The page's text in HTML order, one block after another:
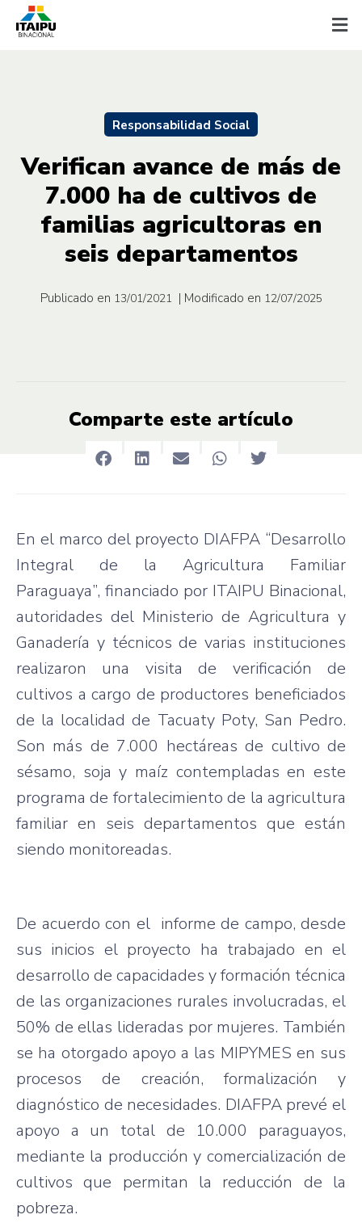
Responsabilidad Social
Verifican avance de más de
7.000 ha de cultivos de
familias agricultoras en
seis departamentos
Publicado en 13/01/2021 | Modificado en 12/07/2025
Comparte este artículo
En el marco del proyecto DIAFPA “Desarrollo
Integral de la Agricultura Familiar
Paraguaya”, financiado por ITAIPU Binacional,
autoridades del Ministerio de Agricultura y
Ganadería y técnicos de varias instituciones
realizaron una visita de verificación de
cultivos a cargo de productores beneficiados
de la localidad de Tacuaty Poty, San Pedro.
Son más de 7.000 hectáreas de cultivo de
sésamo, soja y maíz contempladas en este
programa de fortalecimiento de la agricultura
familiar en seis departamentos que están
siendo monitoreadas.
De acuerdo con el informe de campo, desde
sus inicios el proyecto ha trabajado en el
desarrollo de capacidades y formación técnica
de las organizaciones rurales involucradas, el
50% de ellas lideradas por mujeres. También
se ha otorgado apoyo a las MIPYMES en sus
procesos de creación, formalización y
diagnóstico de necesidades. DIAFPA prevé el
apoyo a un total de 10.000 paraguayos,
mediante la producción y comercialización de
cultivos que permitan la reducción de la
pobreza.